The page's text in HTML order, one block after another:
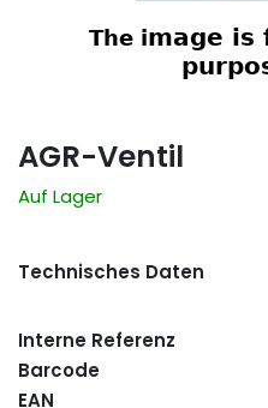
AGR-Ventil
Auf Lager
Technisches Daten
Interne Referenz
Barcode
EAN